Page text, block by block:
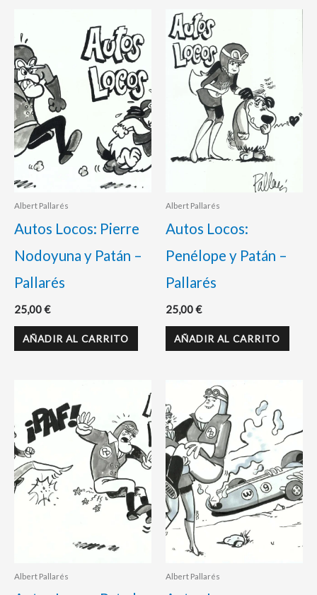
Albert Pallarés
Autos Locos: Pierre
Nodoyuna y Patán –
Pallarés
25,00€
AÑADIR AL CARRITO
Albert Pallarés
Autos Locos:
Penélope y Patán –
Pallarés
25,00€
AÑADIR AL CARRITO
Albert Pallarés Albert Pallarés